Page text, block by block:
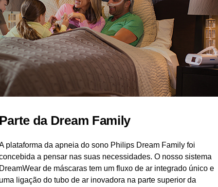
da Dream Family
plataforma da apneia do sono Philips Dream Family foi
a pensar nas suas necessidades. O nosso sistema
de máscaras tem um fluxo de ar integrado único e
ligação do tubo de ar inovadora na parte superior da